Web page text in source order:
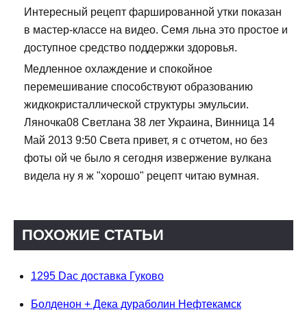
Интересный рецепт фаршированной утки показан
в мастер-классе на видео. Семя льна это простое и
доступное средство поддержки здоровья.
Медленное охлаждение и спокойное
перемешивание способствуют образованию
жидкокристаллической структуры эмульсии.
Ляночка08 Светлана 38 лет Украина, Винница 14
Май 2013 9:50 Света привет, я с отчетом, но без
фоты ой че было я сегодня извержение вулкана
видела ну я ж "хорошо" рецепт читаю вумная.
ПОХОЖИЕ СТАТЬИ
1295 Dac доставка Гуково
Болденон + Дека дураболин Нефтекамск